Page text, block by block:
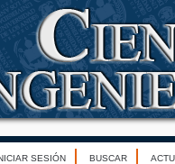
SESIÓN BUSCAR